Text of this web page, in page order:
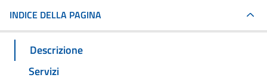
INDICE DELLA PAGINA
Descrizione
Servizi